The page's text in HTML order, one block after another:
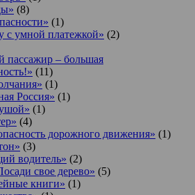
(8)
(1)
с умной платежкой» (2)
пассажир – большая
(11)
(1)
Россия» (1)
(1)
(4)
дорожного движения» (1)
(3)
водитель» (2)
свое дерево» (5)
книги» (1)